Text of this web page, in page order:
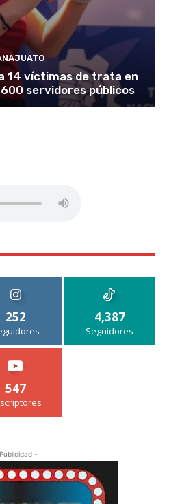
14 víctimas de trata en
servidores públicos
252 4,387
Seguidores
547
-